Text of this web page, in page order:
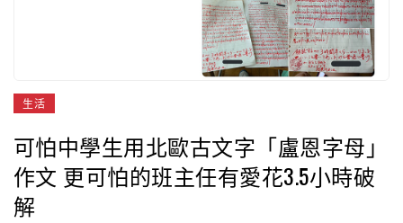
生活
可怕中學生用北歐古文字「盧恩字母」
作文 更可怕的班主任有愛花3.5小時破
解